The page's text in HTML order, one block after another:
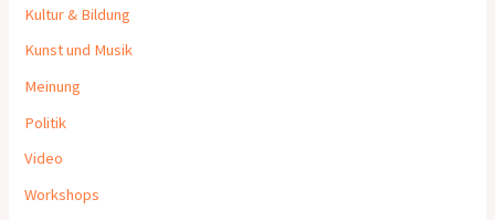
Kultur & Bildung
Kunst und Musik
Meinung
Politik
Video
Workshops